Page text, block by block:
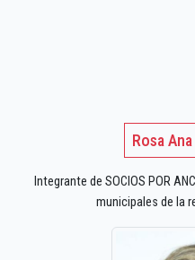
Rosa
Integrante de SOCIOS POR
municipales de la